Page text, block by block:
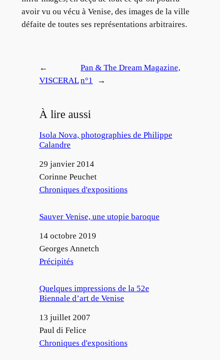
avoir vu ou vécu à Venise, des images de la ville
défaite de toutes ses représentations arbitraires.
←
VISCERAL
Pan & The Dream Magazine,
n°1
→
À lire aussi
Isola Nova, photographies de Philippe
Calandre
Date
29 janvier 2014
Auteur
Corinne Peuchet
Par rapport à
Chroniques d'expositions
Sauver Venise, une utopie baroque
Date
14 octobre 2019
Auteur
Georges Annetch
Par rapport à
Précipités
Quelques impressions de la 52e
Biennale d’art de Venise
Date
13 juillet 2007
Auteur
Paul di Felice
Par rapport à
Chroniques d'expositions